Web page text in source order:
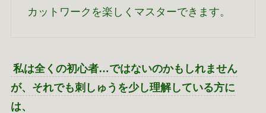
カットワークを楽しくマスターできます。
私は全くの初心者…ではないのかもしれません
が、それでも刺しゅうを少し理解している方に
は、